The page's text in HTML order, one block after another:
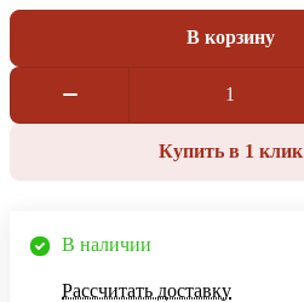
В корзину
Купить в 1 клик
В наличии
Рассчитать доставку